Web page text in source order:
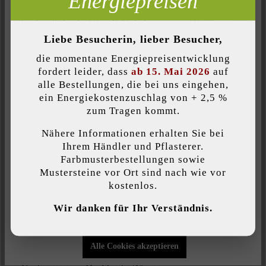
Farbe:
kalkstein-schattiert
Oberflächenstruktur:
Zaun- & Mauersteine
Verwendungszweck:
Komfort (Seitenfunktionalität) Inaktiv
Inaktiv
Individuelle Cookies akzeptieren
Funktionalität bieten zu können...Mehr Informationen
Individuelle Einstellungen
Alle Cookies akzeptieren
Liebe Besucherin, lieber Besucher,
die momentane Energiepreisentwicklung
fordert leider, dass ab 15. Mai 2026 auf
alle Bestellungen, die bei uns eingehen,
ein Energiekostenzuschlag von + 2,5 %
zum Tragen kommt.
Nähere Informationen erhalten Sie bei
Ihrem Händler und Pflasterer.
Farbmusterbestellungen sowie
Mustersteine vor Ort sind nach wie vor
kostenlos.
Wir danken für Ihr Verständnis.